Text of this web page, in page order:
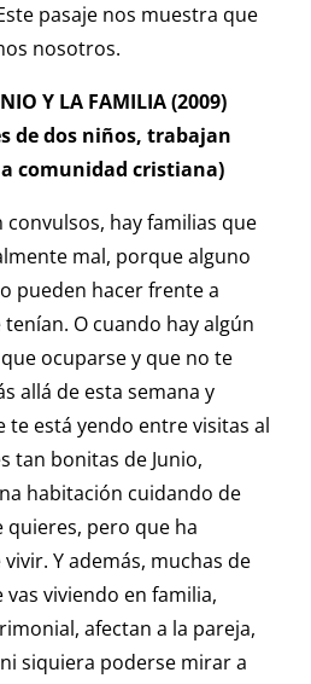
pasaje nos muestra que
nosotros.
Y LA FAMILIA (2009)
de dos niños, trabajan
comunidad cristiana)
hay familias que
mal, porque alguno
pueden hacer frente a
O cuando hay algún
ocuparse y que no te
allá de esta semana y
te está yendo entre visitas al
tan bonitas de Junio,
habitación cuidando de
quieres, pero que ha
Y además, muchas de
viviendo en familia,
afectan a la pareja,
siquiera poderse mirar a